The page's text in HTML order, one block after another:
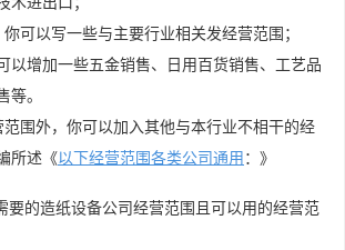
可以写一些与主要行业相关发经营范围；
以增加一些五金销售、日用百货销售、工艺品
。
围外，你可以加入其他与本行业不相干的经
所述《以下经营范围各类公司通用：》
要的造纸设备公司经营范围且可以用的经营范